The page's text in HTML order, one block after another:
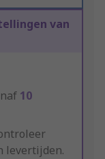
van
10
levertijden.